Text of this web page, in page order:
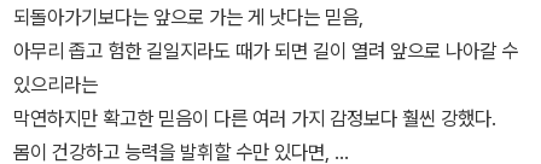
트'라는 가상 도시의 기숙학교에 일자리를 얻게 된다. 베크 교장, 존
그레이엄 의사, 동료에서 연인이 된 폴 에마뉘엘 선생 그리고 학생들
사이에서 겪는 모험과 갈등을 루시는 차분하고 치밀한 목소리로 천천
히 들려준다.
되돌아가기보다는 앞으로 가는 게 낫다는 믿음,
아무리 좁고 험한 길일지라도 때가 되면 길이 열려 앞으로 나아갈 수
있으리라는
막연하지만 확고한 믿음이 다른 여러 가지 감정보다 훨씬 강했다.
몸이 건강하고 능력을 발휘할 수만 있다면,